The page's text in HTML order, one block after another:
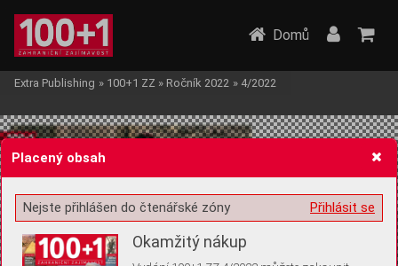
Žádost o souhlas s ukládáním volitelných informací
Domů
Extra Publishing » 100+1 ZZ » Ročník 2022 » 4/2022
Placený obsah
Přihlásit se
Nejste přihlášen do čtenářské zóny
Okamžitý nákup